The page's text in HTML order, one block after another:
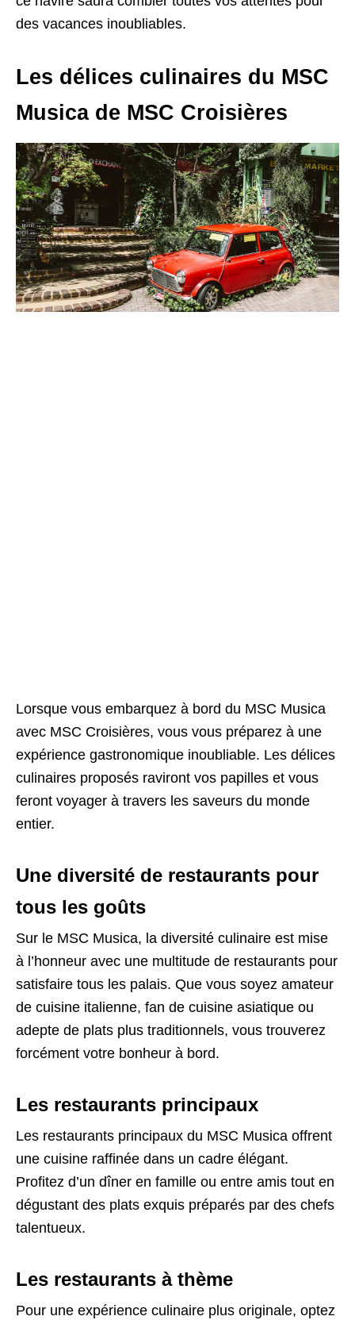
des vacances inoubliables.
Les délices culinaires du MSC
Musica de MSC Croisières
Lorsque vous embarquez à bord du MSC Musica
avec MSC Croisières, vous vous préparez à une
expérience gastronomique inoubliable. Les délices
culinaires proposés raviront vos papilles et vous
feront voyager à travers les saveurs du monde
entier.
Une diversité de restaurants pour
tous les goûts
Sur le MSC Musica, la diversité culinaire est mise
à l’honneur avec une multitude de restaurants pour
satisfaire tous les palais. Que vous soyez amateur
de cuisine italienne, fan de cuisine asiatique ou
adepte de plats plus traditionnels, vous trouverez
forcément votre bonheur à bord.
Les restaurants principaux
Les restaurants principaux du MSC Musica offrent
une cuisine raffinée dans un cadre élégant.
Profitez d’un dîner en famille ou entre amis tout en
dégustant des plats exquis préparés par des chefs
talentueux.
Les restaurants à thème
Pour une expérience culinaire plus originale, optez